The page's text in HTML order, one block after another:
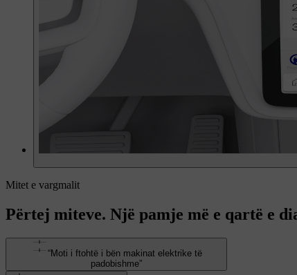
Mitet e vargmalit
Përtej miteve. Një pamje më e qartë e
“Moti i ftohtë i bën makinat elektrike të
padobishme”